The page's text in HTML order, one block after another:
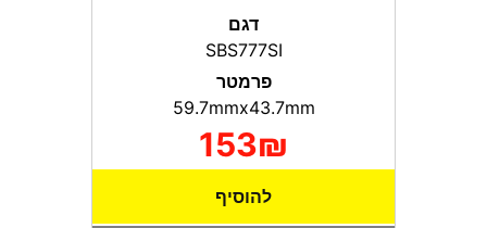
דגם
SBS777SI
פרמטר
153₪
להוסיף